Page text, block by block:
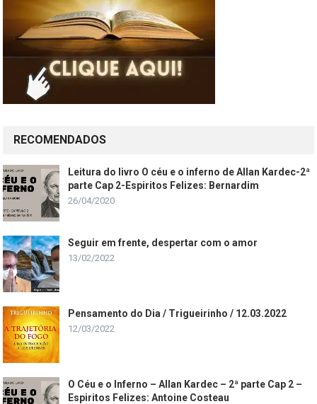
RECOMENDADOS
Leitura do livro O céu e o inferno de Allan Kardec-2ª
parte Cap 2-Espiritos Felizes: Bernardim
26/04/2020
Seguir em frente, despertar com o amor
13/02/2022
Pensamento do Dia / Trigueirinho / 12.03.2022
12/03/2022
O Céu e o Inferno – Allan Kardec – 2ª parte Cap 2 –
Espiritos Felizes: Antoine Costeau